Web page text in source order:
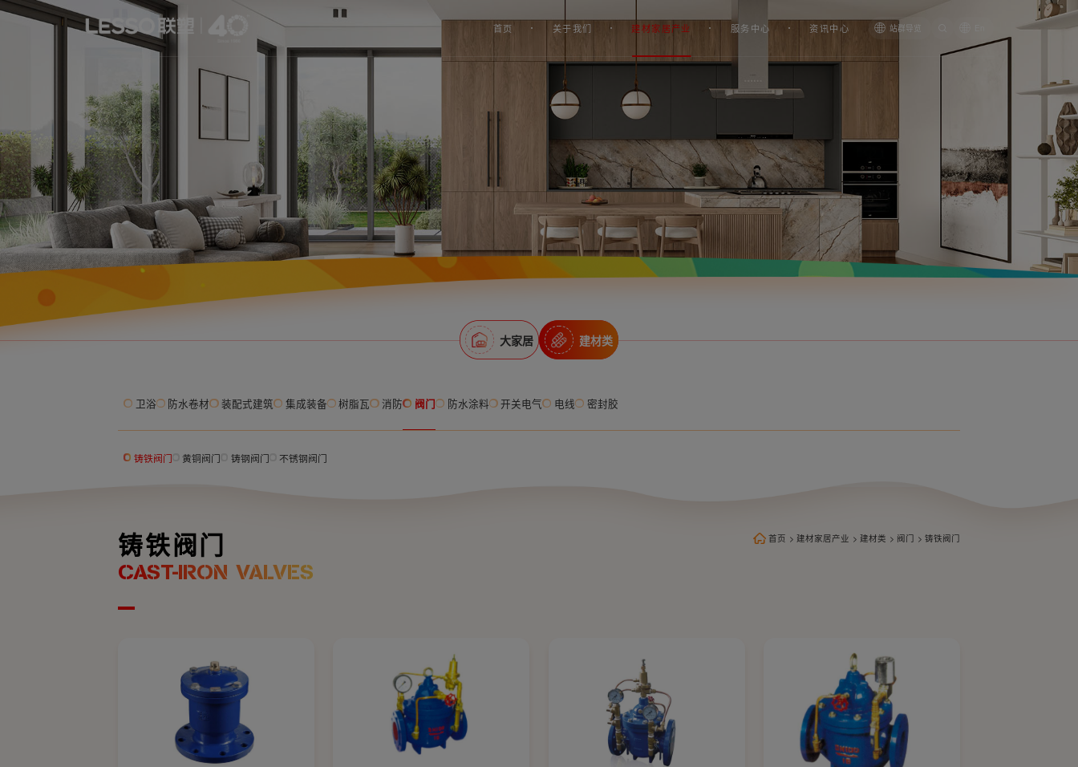
首页 关于我们 建材家居产业 服务中心 资讯中心 站群导览
大家居 建材类
卫浴 防水卷材 装配式建筑 集成装备 树脂瓦 消防 阀门 防水涂料 开关电气 电线 密封胶
铸铁阀门 黄铜阀门 铸钢阀门 不锈钢阀门
铸铁阀门
CAST-IRON VALVES
首页 > 建材家居产业 > 建材类 > 阀门 > 铸铁阀门